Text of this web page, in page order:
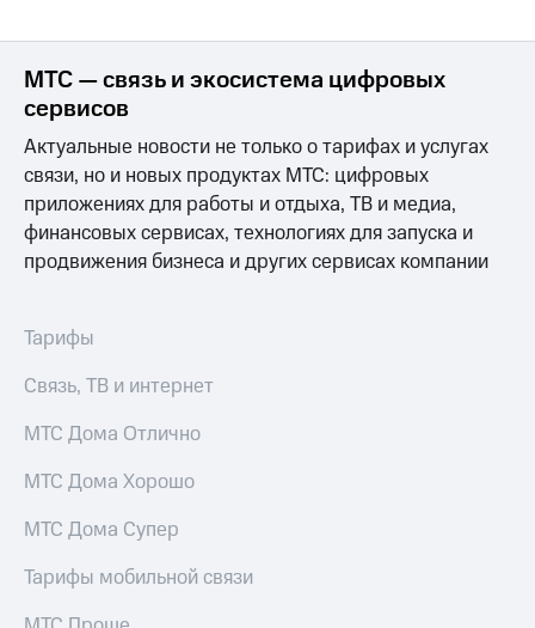
МТС — связь и экосистема цифровых
сервисов
Актуальные новости не только о тарифах и услугах
связи, но и новых продуктах МТС: цифровых
приложениях для работы и отдыха, ТВ и медиа,
финансовых сервисах, технологиях для запуска и
продвижения бизнеса и других сервисах компании
Тарифы
Связь, ТВ и интернет
МТС Дома Отлично
МТС Дома Хорошо
МТС Дома Супер
Тарифы мобильной связи